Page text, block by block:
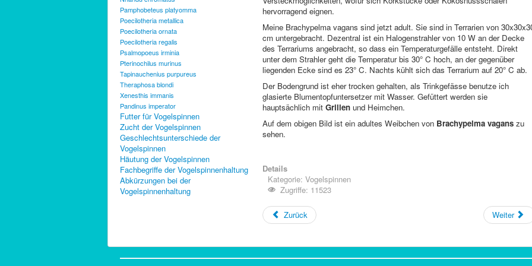
Pamphobeteus platyomma
Poecilotheria metallica
Poecilotheria ornata
Poecilotheria regalis
Psalmopoeus irminia
Pterinochilus murinus
Tapinauchenius purpureus
Theraphosa blondi
Xenesthis immanis
Pandinus imperator
Futter für Vogelspinnen
Zucht der Vogelspinnen
Geschlechtsunterschiede der
Vogelspinnen
Häutung der Vogelspinnen
Fachbegriffe der Vogelspinnenhaltung
Abkürzungen bei der
Vogelspinnenhaltung
hervorragend eignen.
Meine Brachypelma vagans sind jetzt adult. Sie sind in Terrarien von
cm untergebracht. Dezentral ist ein Halogenstrahler von 10 W an der Decke
des Terrariums angebracht, so dass ein Temperaturgefälle entsteht. Direkt
unter dem Strahler geht die Temperatur bis 30° C hoch, an der gegenüber
liegenden Ecke sind es 23° C. Nachts kühlt sich das Terrarium auf 20° C ab.
Der Bodengrund ist eher trocken gehalten, als Trinkgefässe benutze ich
glasierte Blumentopfuntersetzer mit Wasser. Gefüttert werden sie
hauptsächlich mit Grillen und Heimchen.
Auf dem obigen Bild ist ein adultes Weibchen von Brachypelma vagans zu
sehen.
Details
Kategorie: Vogelspinnen
Zugriffe: 11523
Zurück Weiter